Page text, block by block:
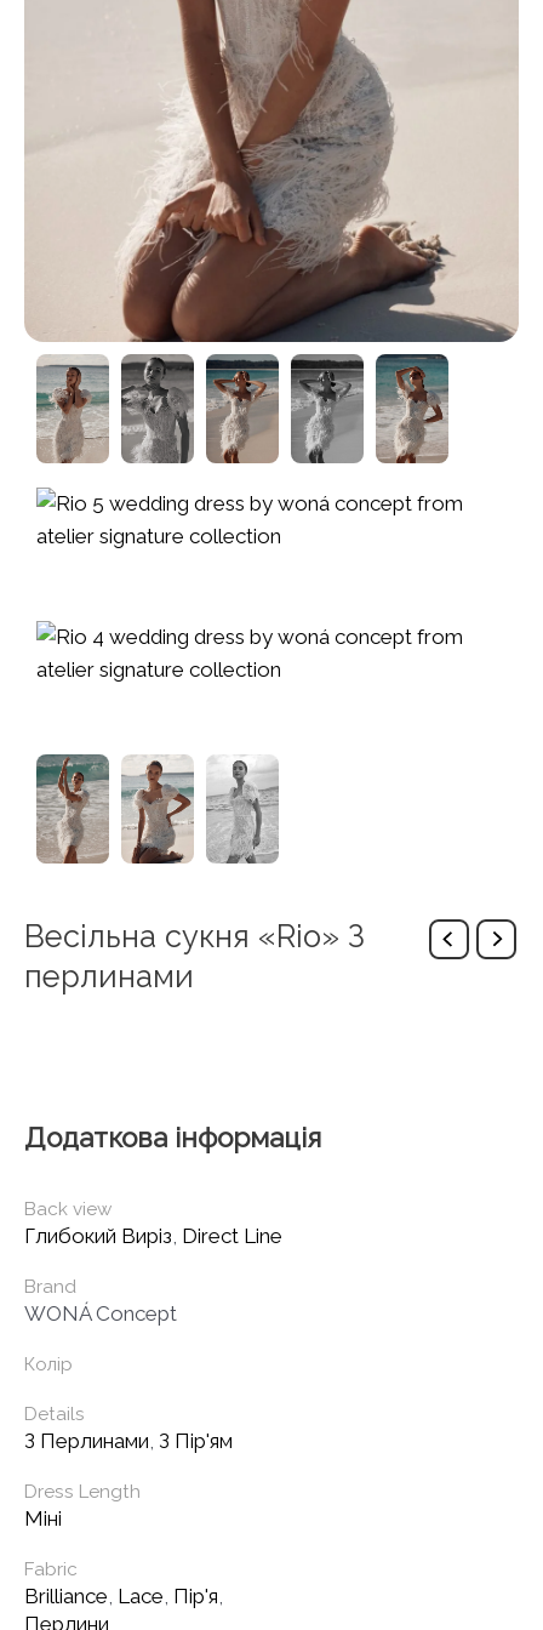
Весільна сукня «Rio» З
перлинами
Додаткова інформація
Back view
Глибокий Виріз, Direct Line
Brand
WONÁ Concept
Колір
Details
З Перлинами, З Пір'ям
Dress Length
Міні
Fabric
Brilliance, Lace, Пір'я,
Перлини